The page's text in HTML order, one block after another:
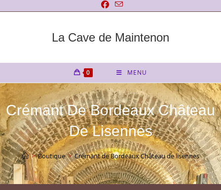
La Cave de Maintenon
0 MENU
Crémant De Bordeaux Château
De Lisennes
> Boutique > Crémant de Bordeaux Château de lisennes